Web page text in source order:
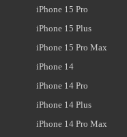
iPhone 15 Pro
iPhone 15 Plus
iPhone 15 Pro Max
iPhone 14
iPhone 14 Pro
iPhone 14 Plus
iPhone 14 Pro Max